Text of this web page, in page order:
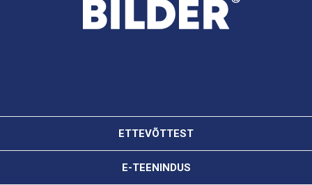
ETTEVÕTTEST
E-TEENINDUS